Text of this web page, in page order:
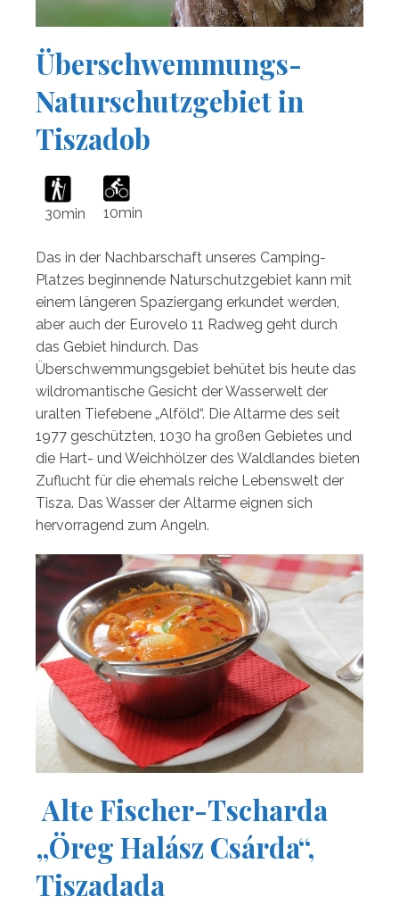
Überschwemmungs-
Naturschutzgebiet in
Tiszadob
30min 10min
Das in der Nachbarschaft unseres Camping-
Platzes beginnende Naturschutzgebiet kann mit
einem längeren Spaziergang erkundet werden,
aber auch der Eurovelo 11 Radweg geht durch
das Gebiet hindurch. Das
Überschwemmungsgebiet behütet bis heute das
wildromantische Gesicht der Wasserwelt der
uralten Tiefebene „Alföld“. Die Altarme des seit
1977 geschützten, 1030 ha großen Gebietes und
die Hart- und Weichhölzer des Waldlandes bieten
Zuflucht für die ehemals reiche Lebenswelt der
Tisza. Das Wasser der Altarme eignen sich
hervorragend zum Angeln.
Alte Fischer-Tscharda
„Öreg Halász Csárda“,
Tiszadada